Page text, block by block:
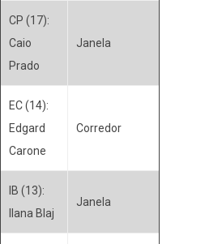
CP (17):
Caio
Prado
Janela
EC (14):
Edgard
Carone
Corredor
IB (13):
Ilana Blaj
Janela